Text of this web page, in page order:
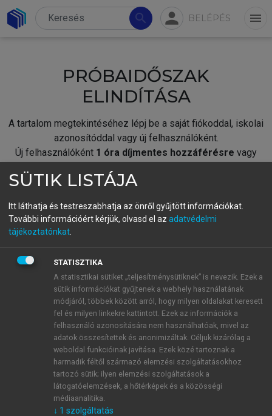
search person BELÉPÉS menu
PRÓBAIDŐSZAK
ELINDÍTÁSA
A tartalom megtekintéséhez lépj be a saját fiókoddal, iskolai
azonosítóddal vagy új felhasználóként.
Új felhasználóként 1 óra díjmentes hozzáférésre vagy
fiókoddal,vagy hozz létre új fiókot.
A regisztráció után apróbaidőszakautomatikusan
BELÉPÉS SAJÁT FIÓKKAL
ÚJ FIÓK LÉTREHOZÁSA
1 óra díjmentes hozzáférés
E-MAIL-CÍM
SÜTIK LISTÁJA
Itt láthatja és testreszabhatja az önről gyűjtött információkat.
További információért kérjük, olvasd el az adatvédelmi
tájékoztatónkat
STATISZTIKA
A statisztikai sütiket „teljesítménysütiknek” is nevezik. Ezek a
sütik információkat gyűjtenek a webhely használatának
módjáról, többek között arról, hogy milyen oldalakat keresett
fel és milyen linkekre kattintott. Ezek az információk a
felhasználó azonosítására nem használhatóak, mivel az
adatok összesítettek és anonimizáltak. Céljuk kizárólag a
weboldal funkcióinak javítása. Ezek közé tartoznak a
harmadik féltől származó elemzési szolgáltatásokhoz
tartozó sütik; ilyen elemzési szolgáltatások a
látogatóelemzések, a hőtérképek és a közösségi
médiaanalitika.
↓ 1 szolgáltatás